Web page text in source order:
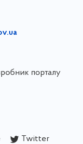
порталу
Twitter